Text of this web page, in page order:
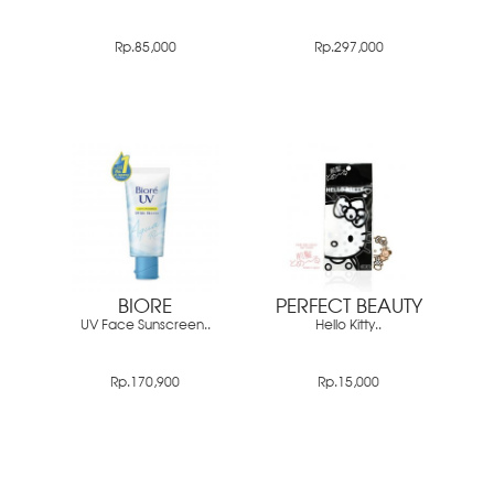
Rp.85,000 Rp.297,000
BIORE
UV Face Sunscreen..
Rp.170,900
PERFECT BEAUTY
Hello Kitty..
Rp.15,000